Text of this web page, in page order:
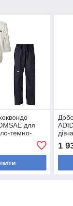
для
темно-
1